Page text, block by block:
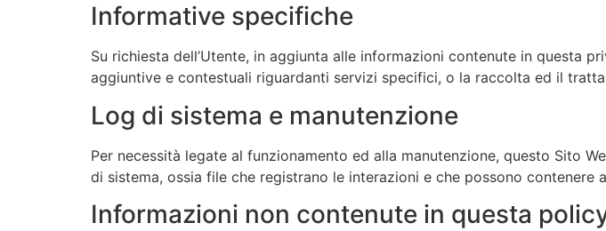
Informative specifiche
Su richiesta dell’Utente, in aggiunta alle informazioni contenute in questa
aggiuntive e contestuali riguardanti servizi specifici, o la raccolta ed il
Log di sistema e manutenzione
Per necessità legate al funzionamento ed alla manutenzione, questo Sito
di sistema, ossia file che registrano le interazioni e che possono contenere
Informazioni non contenute in questa